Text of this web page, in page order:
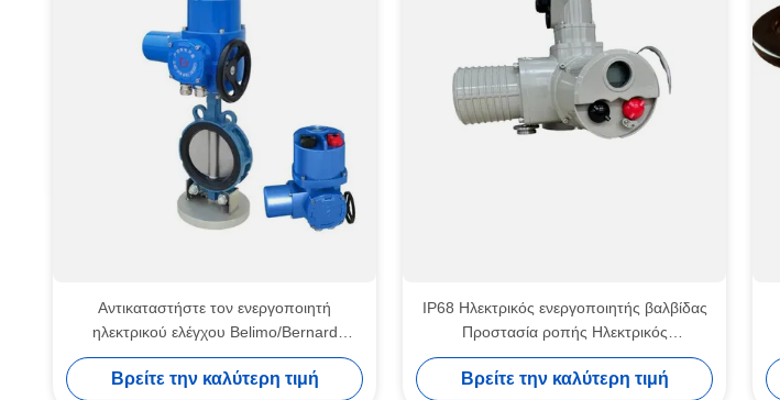
Αντικαταστήστε τον ενεργοποιητή
ηλεκτρικού ελέγχου Belimo/Bernard
υψηλής ταχύτητας
Βρείτε την καλύτερη τιμή
IP68 Ηλεκτρικός ενεργοποιητής βαλβίδας
Προστασία ροπής Ηλεκτρικός
ενεργοποιητής πολλαπλών στροφών
Βρείτε την καλύτερη τιμή